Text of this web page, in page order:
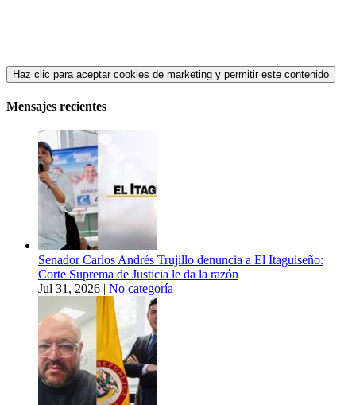
Haz clic para aceptar cookies de marketing y permitir este contenido
Mensajes recientes
Senador Carlos Andrés Trujillo denuncia a El Itaguiseño:
Corte Suprema de Justicia le da la razón
Jul 31, 2026 | No categoría